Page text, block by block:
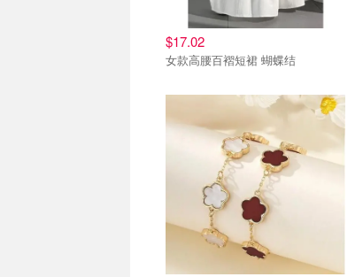
$17.02
女款高腰百褶短裙 蝴蝶结